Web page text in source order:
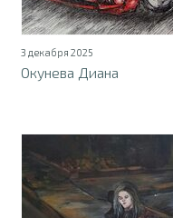
3 декабря 2025
Окунева Диана